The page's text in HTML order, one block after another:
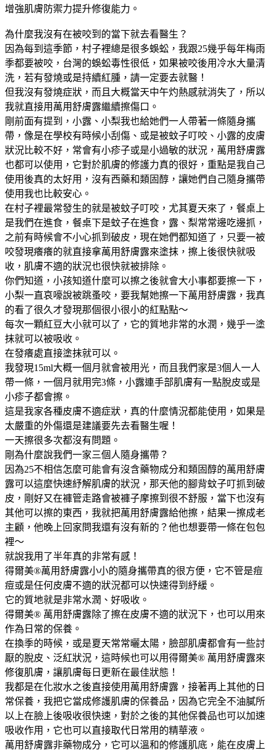
增強肌膚防禦力提升修復能力。
為什麼我沒有在被咬到的當下就去看醫生？
因為每到這季節，村子裡總是很多蜈蚣，我跟25幾乎每年梅雨
季都要被咬，台灣的蜈蚣毒性很低，如果被咬後用冷水大量清
洗，若有發燒或是持續紅腫，請一定要去就醫！
但我沒有發燒症狀，而且大概當天中午灼熱感就消失了，所以
我就直接用萬用舒膚露繼續擦傷口。
剛前面有提到，小露、小梨我也給她們一人帶著一條隨身攜
帶，像是在學校有時候小刮傷、或是被蚊子叮咬、小露的皮膚
狀況比較不好，常會有小疹子或是小過敏的狀況，萬用舒膚露
也都可以使用，它對於肌膚的修護力真的很好，重點是我自己
使用後真的太好用，沒有西藥和類固醇，讓她們自己隨身攜帶
使用我也比較安心。
在村子裡最常發生的就是被蚊子叮咬，尤其夏天來了，餐桌上
是我們在進食，餐桌下是蚊子在進食，露、梨常常邊吃邊抓，
之前有時候會不小心抓到破皮，現在她們都知道了，只要一被
咬發現癢癢的就直接拿萬用舒膚露來塗抹，擦上後很快就吸
收，肌膚不適的狀況也很快就被排除。
你們知道，小孩知道什麼可以擦之後就會大小事都要擦一下，
小梨一直哀嚎說被跳蚤咬，要我幫她擦一下萬用舒膚露，我真
的看了很久才發現那個很小很小的紅點點～
每次一顆紅豆大小就可以了，它的質地非常的水潤，幾乎一塗
抹就可以被吸收。
在發癢處直接塗抹就可以。
我發現15ml大概一個月就會被用光，而且我們家是3個人一人
帶一條，一個月就用完3條，小露連手部肌膚有一點脫皮或是
小疹子都會擦。
這是我家各種皮膚不適症狀，真的什麼情況都能使用，如果是
太嚴重的外傷還是建議要先去看醫生喔！
一天擦很多次都沒有問題。
剛為什麼說我們一家三個人隨身攜帶？
因為25不相信怎麼可能會有沒含藥物成分和類固醇的萬用舒膚
露可以這麼快速紓解肌膚的狀況，那天他的腳背蚊子叮抓到破
皮，剛好又在褲管走路會被褲子摩擦到很不舒服，當下也沒有
其他可以擦的東西，我就把萬用舒膚露給他擦，結果一擦成老
主顧，他晚上回家問我還有沒有新的？他也想要帶一條在包包
裡～
就說我用了半年真的非常有感！
得爾美®萬用舒膚露小小的隨身攜帶真的很方便，它不管是痘
痘或是任何皮膚不適的狀況都可以快速得到紓緩。
它的質地就是非常水潤、好吸收。
得爾美® 萬用舒膚露除了擦在皮膚不適的狀況下，也可以用來
作為日常的保養。
在換季的時候，或是夏天常常曬太陽，臉部肌膚都會有一些討
厭的脫皮、泛紅狀況，這時候也可以用得爾美® 萬用舒膚露來
修復肌膚，讓肌膚每日更新在最佳狀態！
我都是在化妝水之後直接使用萬用舒膚露，接著再上其他的日
常保養，我把它當成修護肌膚的保養品，因為它完全不油膩所
以上在臉上後吸收很快速，對於之後的其他保養品也可以加速
吸收作用，它也可以直接取代日常用的精華液。
萬用舒膚露非藥物成分，它可以溫和的修護肌底，能在皮膚上